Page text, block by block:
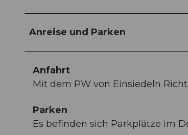
Anreise und Parken
Anfahrt
Mit dem PW von Einsiedeln
Parken
Es befinden sich Parkplätze im